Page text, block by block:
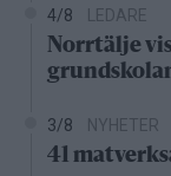
4/8 LEDARE
Norrtälje
3/8 NYHETER
41